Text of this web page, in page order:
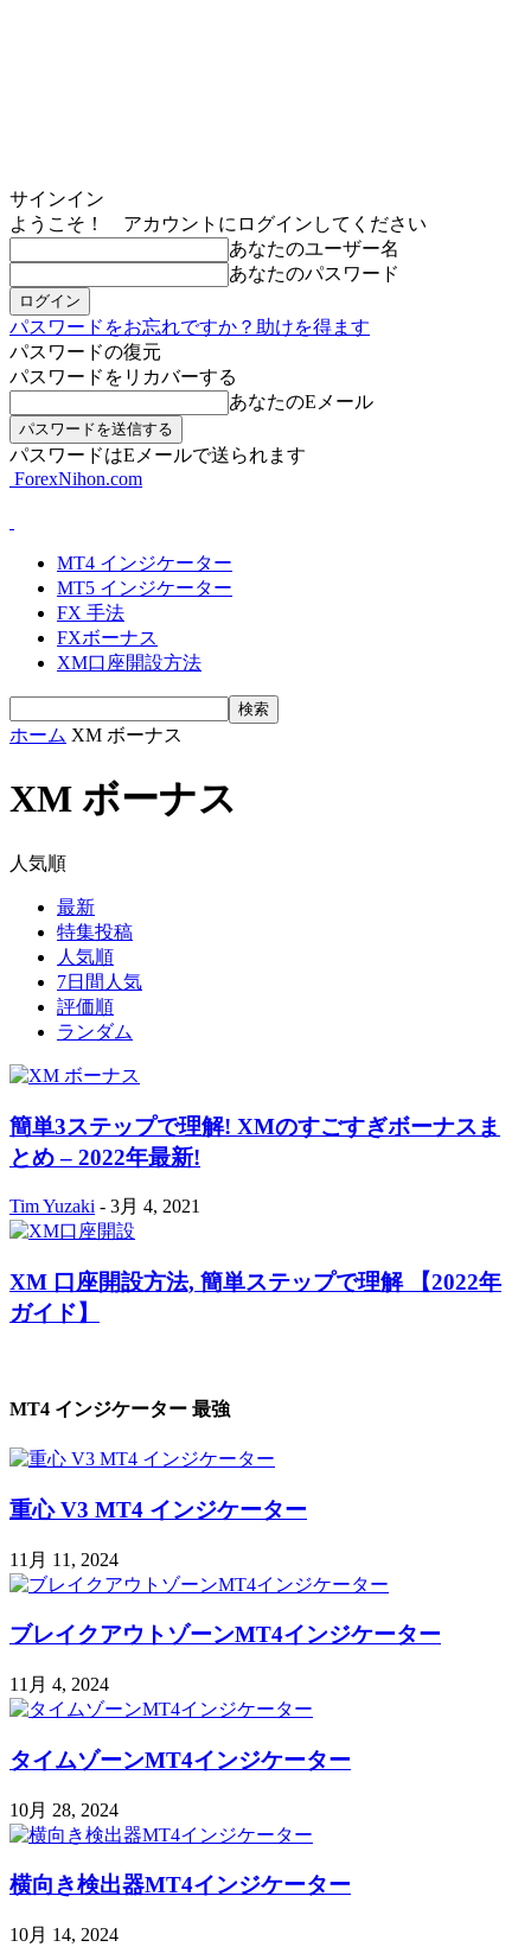
サインイン
ようこそ！ アカウントにログインしてください
あなたのユーザー名
あなたのパスワード
パスワードをお忘れですか？助けを得ます
パスワードの復元
パスワードをリカバーする
あなたのEメール
パスワードはEメールで送られます
ForexNihon.com
MT4 インジケーター
MT5 インジケーター
FX 手法
FXボーナス
XM口座開設方法
ホーム XM ボーナス
XM ボーナス
人気順
最新
特集投稿
人気順
7日間人気
評価順
ランダム
簡単3ステップで理解! XMのすごすぎボーナスま
とめ – 2022年最新!
Tim Yuzaki - 3月 4, 2021
XM 口座開設方法, 簡単ステップで理解 【2022年
ガイド】
MT4 インジケーター 最強
重心 V3 MT4 インジケーター
11月 11, 2024
ブレイクアウトゾーンMT4インジケーター
11月 4, 2024
タイムゾーンMT4インジケーター
10月 28, 2024
横向き検出器MT4インジケーター
10月 14, 2024